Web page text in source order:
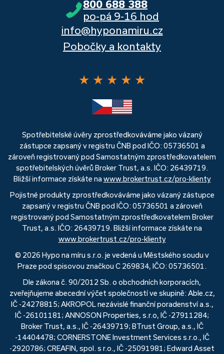
800 688 388
po-pá 9-16 hod
info@hyponamiru.cz
Pobočky a kontakty
★ ★ ★ ★ ★
Spotřebitelské úvěry zprostředkováváme jako vázaný
zástupce zapsaný v registru ČNB pod IČO: 05736501 a
zároveň registrovaný pod Samostatným zprostředkovatelem
spotřebitelských úvěrů Broker Trust, a.s. IČO: 26439719.
Bližší informace získáte na www.brokertrust.cz/pro-klienty
Pojistné produkty zprostředkováváme jako vázaný zástupce
zapsaný v registru ČNB pod IČO: 05736501 a zároveň
registrovaný pod Samostatným zprostředkovatelem Broker
Trust, a.s. IČO: 26439719. Bližší informace získáte na
www.brokertrust.cz/pro-klienty
© 2026 Hypo na míru s.r.o. je vedená u Městského soudu v
Praze pod spisovou značkou C 269834, IČO: 05736501.
Dle zákona č. 90/2012 Sb. o obchodních korporacích,
zveřejňujeme abecední výčet společností ve skupině: Able.cz,
IČ -24278815; AKROPOL nezávislé finanční poradenství a.s.,
IČ -26101181; ANNOSON Properties, s.r.o, IČ -27911284;
Broker Trust, a.s., IČ -26439719; BTrust Group, a.s., IČ
-14404478; CORNERSTONE Investment Services s.r.o., IČ
-2920786; CREAFIN, spol. s r.o., IČ -25091981; Edward Asset